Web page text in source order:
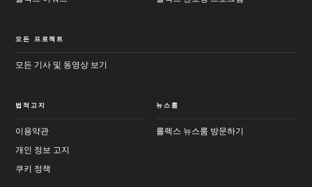
모든 프로젝트
모든 기사 및 동영상 보기
법적고지
이용약관
개인 정보 고지
쿠키 정책
뉴스룸
롤렉스 뉴스룸 방문하기